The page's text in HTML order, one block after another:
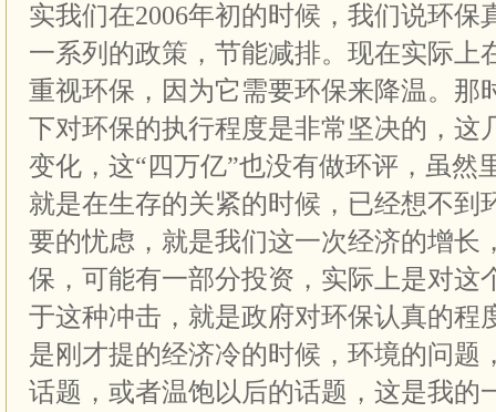
实我们在2006年初的时候，我们说环保
一系列的政策，节能减排。现在实际上
重视环保，因为它需要环保来降温。那
下对环保的执行程度是非常坚决的，这
变化，这“四万亿”也没有做环评，虽然
就是在生存的关紧的时候，已经想不到
要的忧虑，就是我们这一次经济的增长
保，可能有一部分投资，实际上是对这
于这种冲击，就是政府对环保认真的程
是刚才提的经济冷的时候，环境的问题
话题，或者温饱以后的话题，这是我的